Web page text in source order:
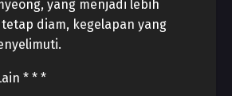
yang menjadi lebih
diam, kegelapan yang
* * *